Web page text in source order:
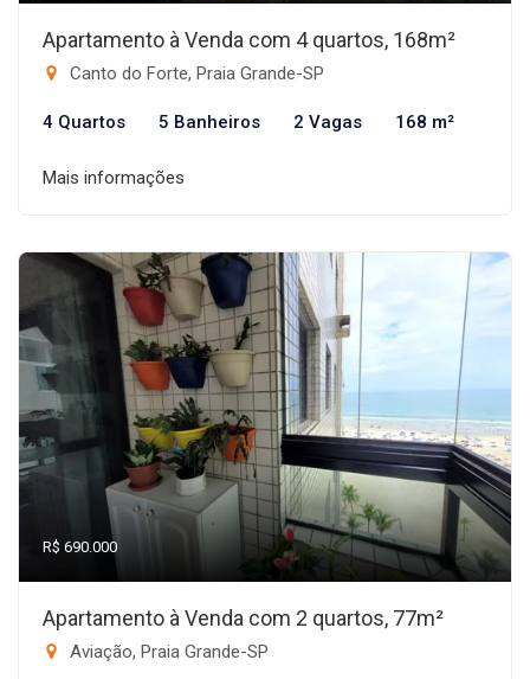
Apartamento à Venda com 4 quartos, 168m²
Canto do Forte, Praia Grande-SP
4 Quartos 5 Banheiros 2 Vagas 168 m²
Mais informações
R$ 690.000
Apartamento à Venda com 2 quartos, 77m²
Aviação, Praia Grande-SP